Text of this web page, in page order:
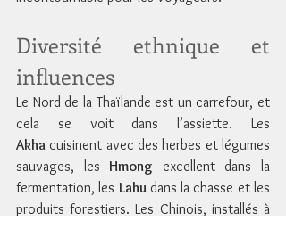
Diversité ethnique et
influences
Le Nord de la Thaïlande est un carrefour, et
Akha cuisinent avec des herbes et légumes
sauvages, les Hmong excellent dans la
fermentation, les Lahu dans la chasse et les
produits forestiers. Les Chinois, installés à